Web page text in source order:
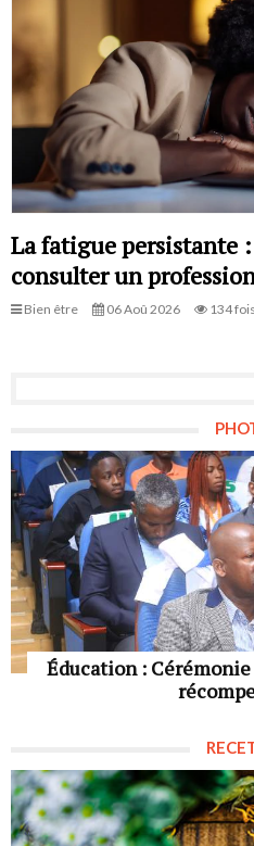
La fatigue persistante
consulter un
Bien être 06 Aoû 2026 134 fois
Éducation :